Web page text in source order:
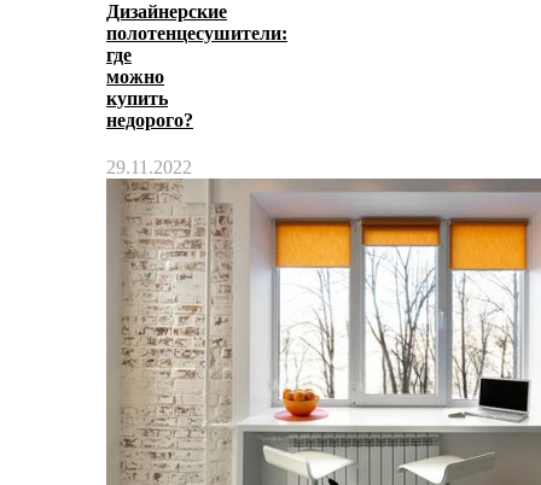
Дизайнерские
полотенцесушители:
где
можно
купить
недорого?
29.11.2022